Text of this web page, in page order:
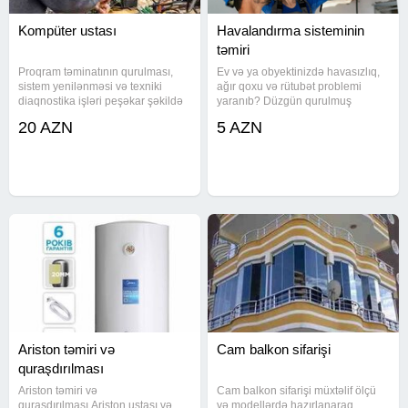
Kompüter ustası
Proqram təminatının qurulması,
sistem yenilənməsi və texniki
diaqnostika işləri peşəkar şəkildə
avadanlıq nasazlıqları üçün
20 AZN
Havalandırma sisteminin
təmiri
Ev və ya obyektinizdə havasızlıq,
ağır qoxu və rütubət problemi
yaranıb? Düzgün qurulmuş
aradan qaldırır. Ev, yeraltı qaraj,
5 AZN
Ariston təmiri və
quraşdırılması
Ariston təmiri və
Cam balkon sifarişi
Cam balkon sifarişi müxtəlif ölçü